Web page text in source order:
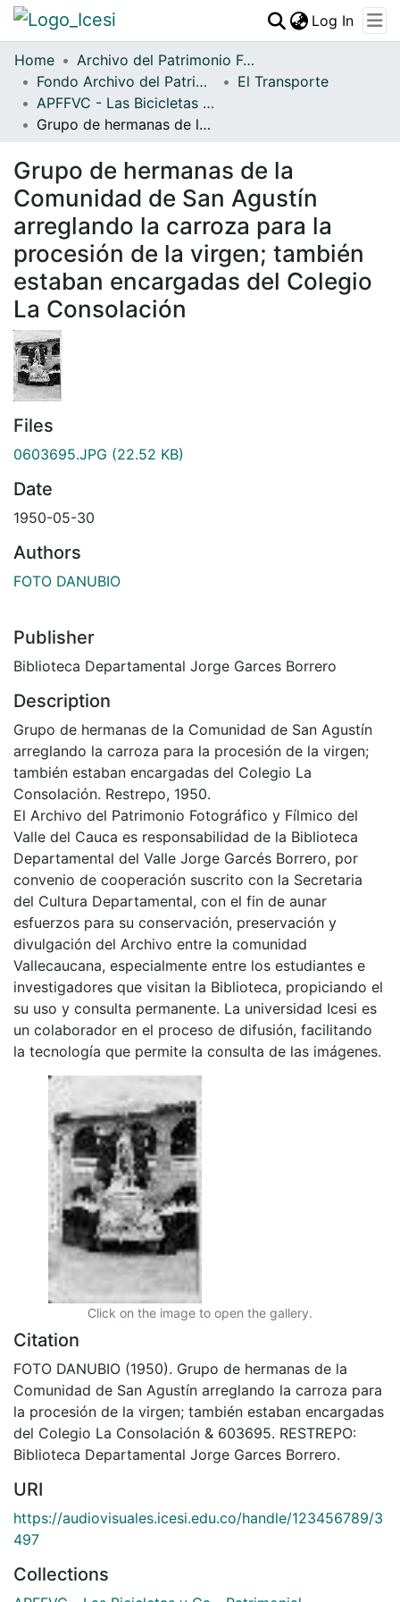
Communities & Collections
All of DSpace
Log In
Home
Archivo del Patrimonio Fotográfico y Fílmico del Valle del Cauca
Fondo Archivo del Patrimonio Fotográfico y Fílmico del Valle del Cauca
El Transporte
APFFVC - Las Bicicletas y Ca - Patrimonial
Grupo de hermanas de la Comunidad de San Agustín arreglando la carroza para la procesión de la virgen; también estaban encargadas del Colegio La Consolación
Grupo de hermanas de la
Comunidad de San Agustín
arreglando la carroza para la
procesión de la virgen; también
estaban encargadas del Colegio
La Consolación
Files
0603695.JPG (22.52 KB)
Date
1950-05-30
Authors
FOTO DANUBIO
Publisher
Biblioteca Departamental Jorge Garces Borrero
Description
Grupo de hermanas de la Comunidad de San Agustín
arreglando la carroza para la procesión de la virgen;
también estaban encargadas del Colegio La
Consolación. Restrepo, 1950.
El Archivo del Patrimonio Fotográfico y Fílmico del
Valle del Cauca es responsabilidad de la Biblioteca
Departamental del Valle Jorge Garcés Borrero, por
convenio de cooperación suscrito con la Secretaria
del Cultura Departamental, con el fin de aunar
esfuerzos para su conservación, preservación y
divulgación del Archivo entre la comunidad
Vallecaucana, especialmente entre los estudiantes e
investigadores que visitan la Biblioteca, propiciando el
su uso y consulta permanente. La universidad Icesi es
un colaborador en el proceso de difusión, facilitando
la tecnología que permite la consulta de las imágenes.
Click on the image to open the gallery.
Citation
FOTO DANUBIO (1950). Grupo de hermanas de la
Comunidad de San Agustín arreglando la carroza para
la procesión de la virgen; también estaban encargadas
del Colegio La Consolación & 603695. RESTREPO:
Biblioteca Departamental Jorge Garces Borrero.
URI
https://audiovisuales.icesi.edu.co/handle/123456789/3
497
Collections